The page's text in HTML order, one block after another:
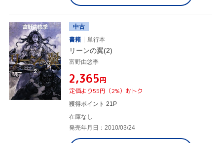
中古
書籍
単行本
リーンの翼(2)
富野由悠季
¥2,365円
定価より55円（2%）おトク
獲得ポイント 21P
在庫なし
発売年月日：2010/03/24